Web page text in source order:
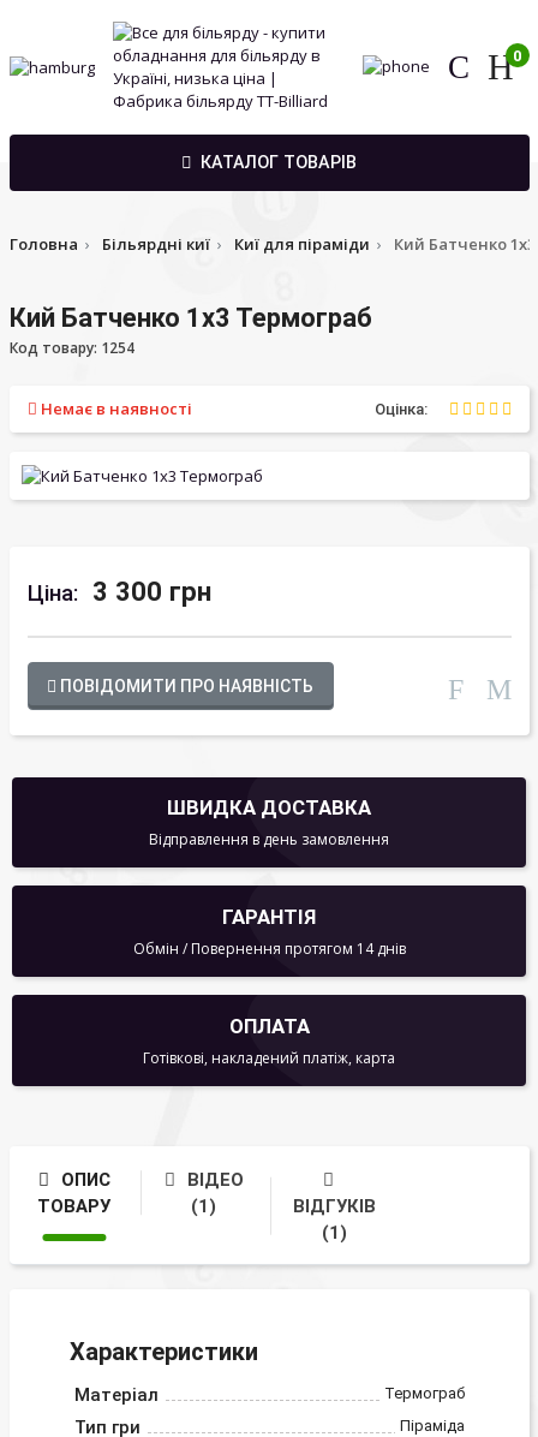
0
КАТАЛОГ ТОВАРІВ
Головна Більярдні киї Киї для піраміди Кий Батченко
Кий Батченко 1х3 Термограб
Код товару: 1254
Немає в наявності Оцінка:
Ціна: 3 300 грн
ПОВІДОМИТИ ПРО НАЯВНІСТЬ
ШВИДКА ДОСТАВКА
Відправлення в день замовлення
ГАРАНТІЯ
Обмін / Повернення протягом 14 днів
ОПЛАТА
Готівкові, накладений платіж, карта
ОПИС
ТОВАРУ
ВІДЕО
(1)
ВІДГУКІВ
(1)
Характеристики
Матеріал Термограб
Тип гри Піраміда